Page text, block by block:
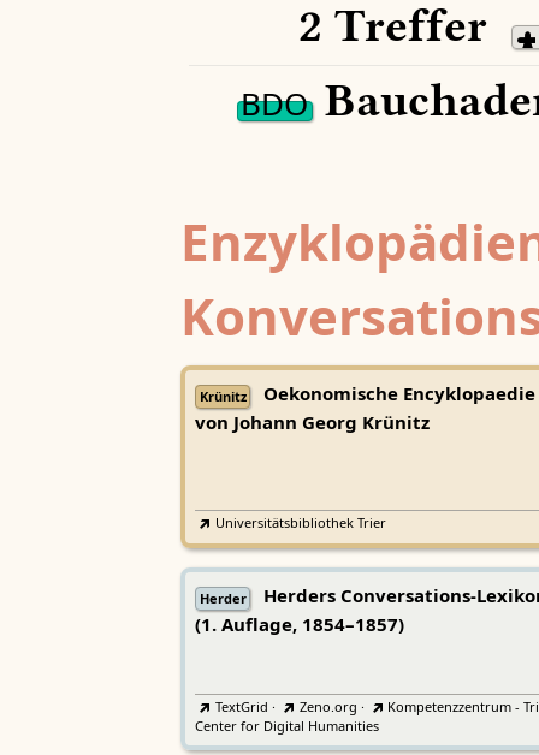
2 Treffer
BDO
Krünitz
Oekonomische Encyklopaedie
von Johann Georg Krünitz
Universitätsbibliothek Trier
Herder
Herders Conversations-
(1. Auflage, 1854–1857)
TextGrid · Zeno.org ·
Kompetenzzentrum -
Center for Digital Humanities